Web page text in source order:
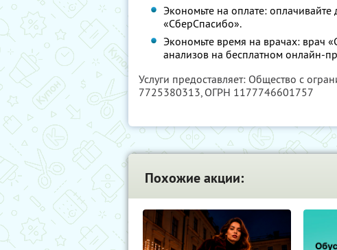
Экономьте на оплате:
«СберСпасибо».
Экономьте время на врачах: врач
анализов на бесплатном онлайн-
Услуги предоставляет: Общество с
7725380313, ОГРН 1177746601757
Похожие акции: